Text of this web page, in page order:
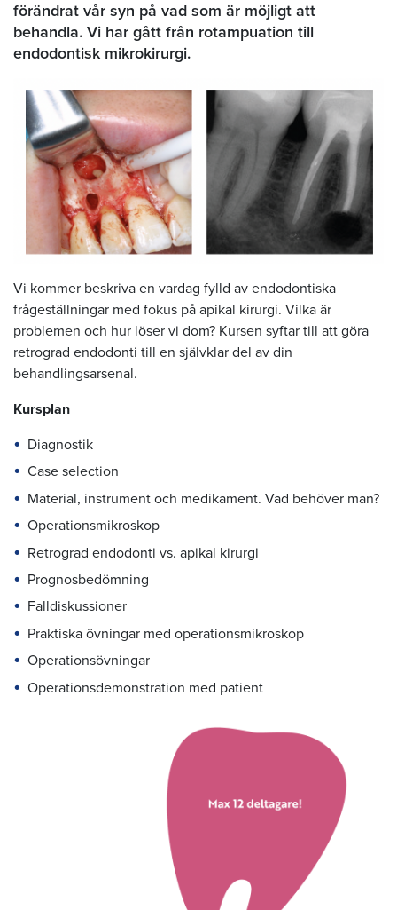
förändrat vår syn på vad som är möjligt att
behandla. Vi har gått från rotampuation till
endodontisk mikrokirurgi.
Vi kommer beskriva en vardag fylld av endodontiska
frågeställningar med fokus på apikal kirurgi. Vilka är
problemen och hur löser vi dom? Kursen syftar till att göra
retrograd endodonti till en självklar del av din
behandlingsarsenal.
Kursplan
Diagnostik
Case selection
Material, instrument och medikament. Vad behöver man?
Operationsmikroskop
Retrograd endodonti vs. apikal kirurgi
Prognosbedömning
Falldiskussioner
Praktiska övningar med operationsmikroskop
Operationsövningar
Operationsdemonstration med patient